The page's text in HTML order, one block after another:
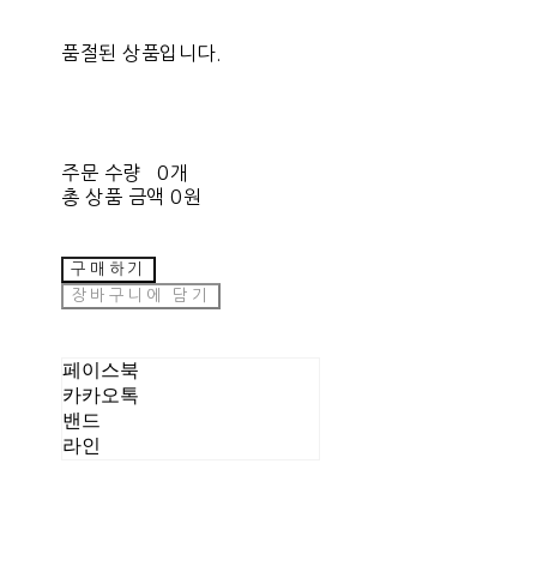
품절된 상품입니다.
주문 수량
0개
총 상품 금액 0원
구매하기
장바구니에 담기
페이스북
카카오톡
밴드
라인